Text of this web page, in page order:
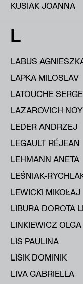
KUSIAK JOANNA
L
LABUS
LAPKA MILOSLAV
LATOUCHE SERGE
LAZAROVICH NOY
LEDER ANDRZEJ
LEGAULT RÉJEAN
LEHMANN ANETA
LEŚNIAK-
LEWICKI MIKOŁAJ
LIBURA DOROTA
LINKIEWICZ OLGA
LIS PAULINA
LISIK DOMINIK
LIVA GABRIELLA